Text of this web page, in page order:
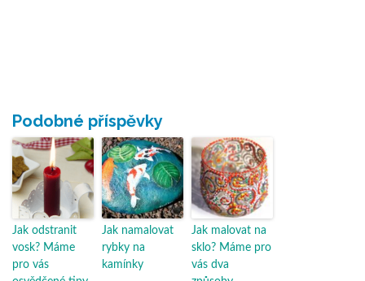
Podobné příspěvky
Jak odstranit
vosk? Máme
pro vás
Jak namalovat
rybky na
kamínky
Jak malovat na
sklo? Máme pro
vás dva